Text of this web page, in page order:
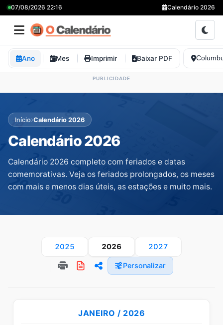
07/08/2026 22:16 Calendário 2026
Ano Mes Imprimir Baixar PDF
Início›Calendário 2026
Calendário 2026
Calendário 2026 completo com feriados e datas
comemorativas. Veja os feriados prolongados, os meses
com mais e menos dias úteis, as estações e muito mais.
2025 2026 2027
Personalizar
JANEIRO / 2026